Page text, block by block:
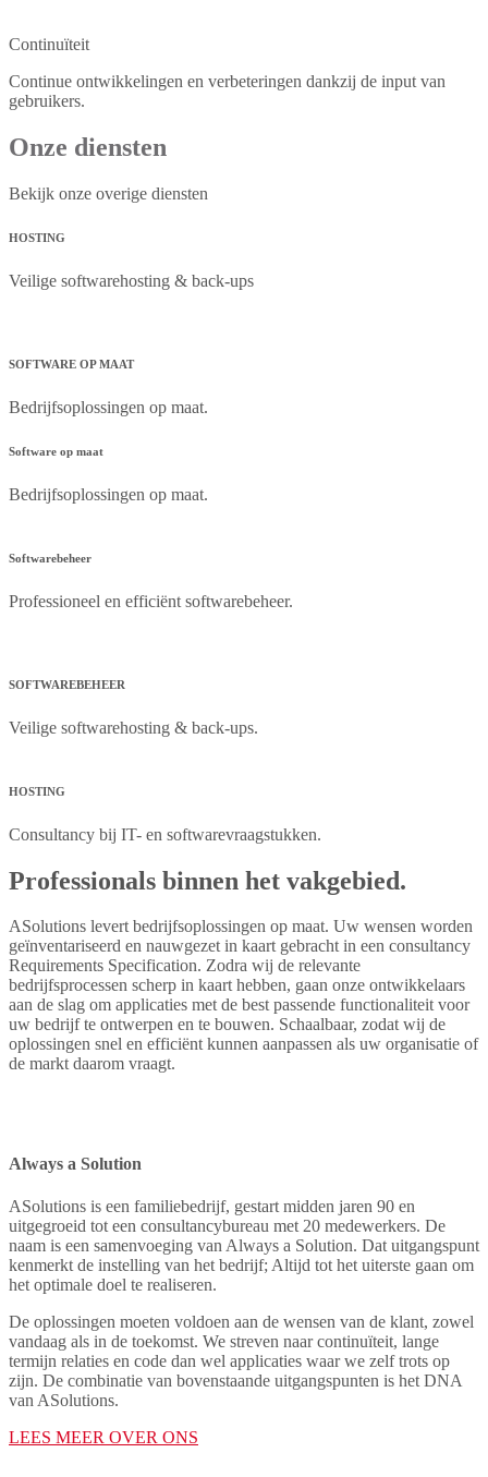
Continuïteit
Continue ontwikkelingen en verbeteringen dankzij de input van
gebruikers.
Onze diensten
Bekijk onze overige diensten
HOSTING
Veilige softwarehosting & back-ups
SOFTWARE OP MAAT
Bedrijfsoplossingen op maat.
Software op maat
Bedrijfsoplossingen op maat.
Softwarebeheer
Professioneel en efficiënt softwarebeheer.
SOFTWAREBEHEER
Veilige softwarehosting & back-ups.
HOSTING
Consultancy bij IT- en softwarevraagstukken.
Professionals binnen het vakgebied.
ASolutions levert bedrijfsoplossingen op maat. Uw wensen worden
geïnventariseerd en nauwgezet in kaart gebracht in een consultancy
Requirements Specification. Zodra wij de relevante
bedrijfsprocessen scherp in kaart hebben, gaan onze ontwikkelaars
aan de slag om applicaties met de best passende functionaliteit voor
uw bedrijf te ontwerpen en te bouwen. Schaalbaar, zodat wij de
oplossingen snel en efficiënt kunnen aanpassen als uw organisatie of
de markt daarom vraagt.
Always a Solution
ASolutions is een familiebedrijf, gestart midden jaren 90 en
uitgegroeid tot een consultancybureau met 20 medewerkers. De
naam is een samenvoeging van Always a Solution. Dat uitgangspunt
kenmerkt de instelling van het bedrijf; Altijd tot het uiterste gaan om
het optimale doel te realiseren.
De oplossingen moeten voldoen aan de wensen van de klant, zowel
vandaag als in de toekomst. We streven naar continuïteit, lange
termijn relaties en code dan wel applicaties waar we zelf trots op
zijn. De combinatie van bovenstaande uitgangspunten is het DNA
van ASolutions.
LEES MEER OVER ONS